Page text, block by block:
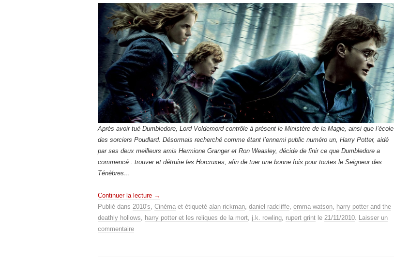
Après avoir tué Dumbledore, Lord Voldemord contrôle à présent le Ministère de la Magie, ainsi que l’école
des sorciers Poudlard. Désormais recherché comme étant l’ennemi public numéro un, Harry Potter, aidé
par ses deux meilleurs amis Hermione Granger et Ron Weasley, décide de finir ce que Dumbledore a
commencé : trouver et détruire les Horcruxes, afin de tuer une bonne fois pour toutes le Seigneur des
Ténèbres…
Continuer la lecture →
Publié dans 2010's Cinéma et étiqueté alan rickman daniel radcliffe emma watson
harry potter and the
deathly hollows
harry potter et les reliques de la mort j.k. rowling rupert grint le 21/11/2010
Laisser un
commentaire